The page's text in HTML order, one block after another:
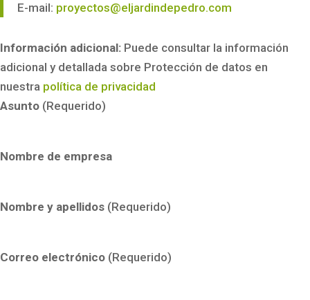
E-mail: proyectos@eljardindepedro.com
Información adicional: Puede consultar la información
adicional y detallada sobre Protección de datos en
nuestra política de privacidad
Asunto (Requerido)
Nombre de empresa
Nombre y apellidos (Requerido)
Correo electrónico (Requerido)